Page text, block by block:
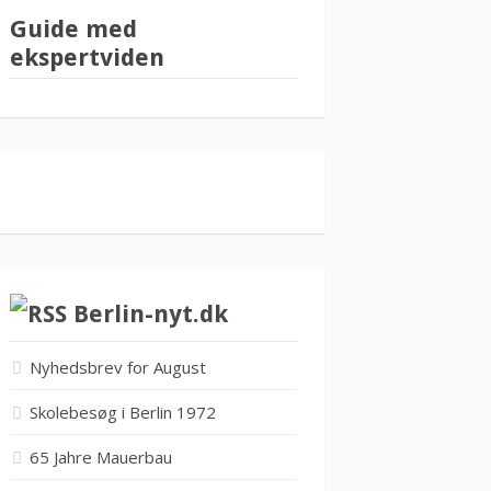
Guide med
ekspertviden
Berlin-nyt.dk
Nyhedsbrev for August
Skolebesøg i Berlin 1972
65 Jahre Mauerbau